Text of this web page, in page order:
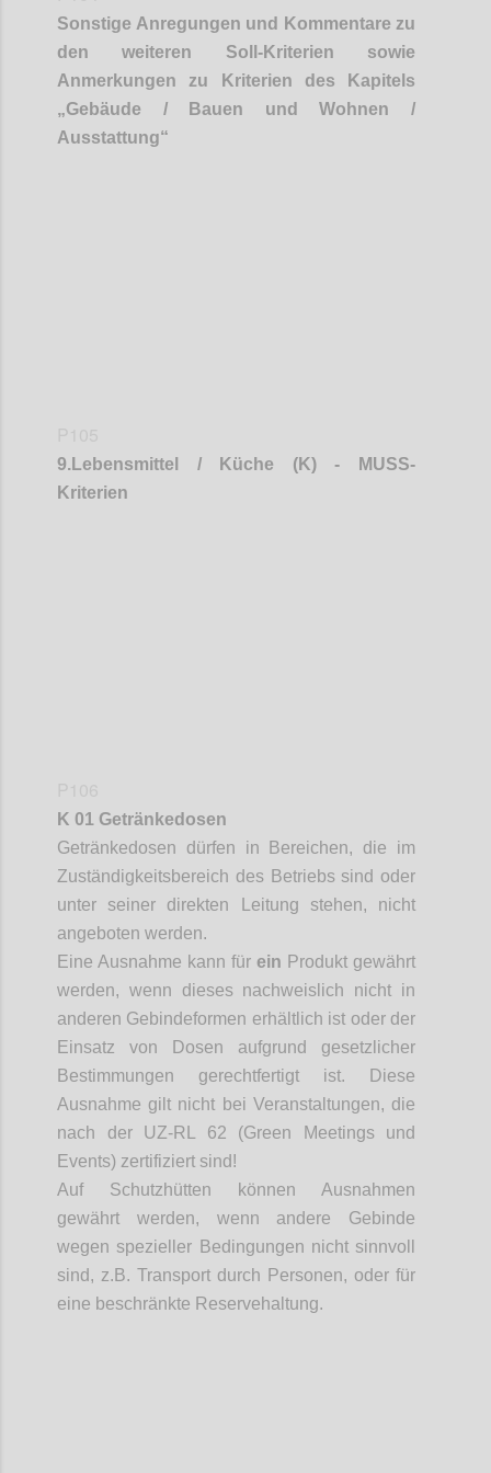
Sonstige Anregungen und Kommentare zu
den weiteren Soll-Kriterien sowie
Anmerkungen zu Kriterien des Kapitels
„Gebäude / Bauen und Wohnen /
Ausstattung“
9.Lebensmittel / Küche (K) - MUSS-
Kriterien
K 01 Getränkedosen
Getränkedosen dürfen in Bereichen, die im
Zuständigkeitsbereich des Betriebs sind oder
unter seiner direkten Leitung stehen, nicht
angeboten werden.
Eine Ausnahme kann für ein Produkt gewährt
werden, wenn dieses nachweislich nicht in
anderen Gebindeformen erhältlich ist oder der
Einsatz von Dosen aufgrund gesetzlicher
Bestimmungen gerechtfertigt ist. Diese
Ausnahme gilt nicht bei Veranstaltungen, die
nach der UZ-RL 62 (Green Meetings und
Events) zertifiziert sind!
Auf Schutzhütten können Ausnahmen
gewährt werden, wenn andere Gebinde
wegen spezieller Bedingungen nicht sinnvoll
sind, z.B. Transport durch Personen, oder für
eine beschränkte Reservehaltung.